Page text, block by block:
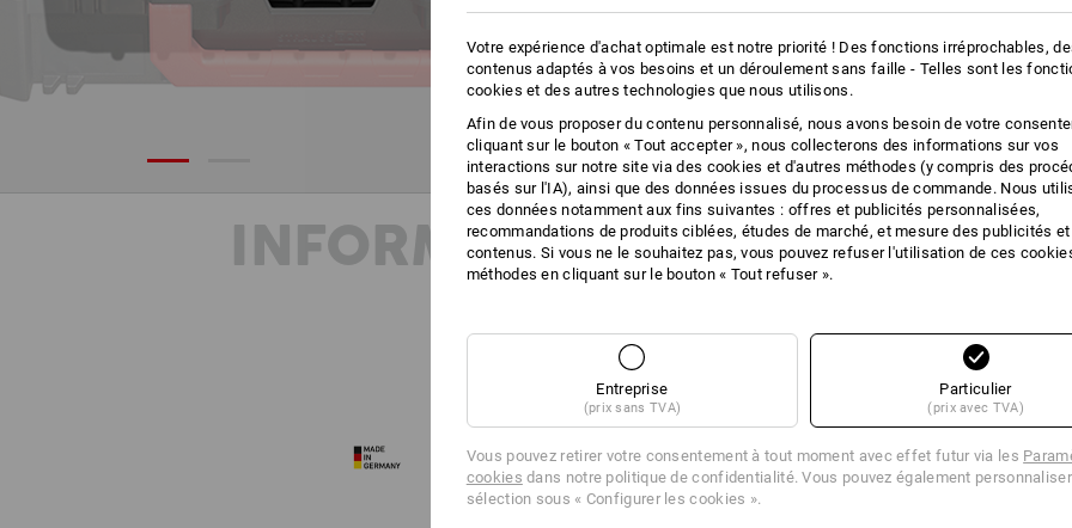
INFORMATIONS SUR LE
DESCRIPTION
Complément adaptépour
2 compartiments divisibles de
pièces, 1 grand compartiment
5 séparateurs pour une division
L'outil peut être placé
Parfait en association avec le
Votre expérience d'achat optimale est notre priorité ! Des fonctions irréprochables,
contenus adaptés à vos besoins et un déroulement sans faille - Telles sont les
cookies et des autres technologies que nous utilisons.
Afin de vous proposer du contenu personnalisé, nous avons besoin de votre
cliquant sur le bouton « Tout accepter », nous collecterons des informations sur vos
interactions sur notre site via des cookies et d'autres méthodes (y compris des
basés sur l'IA), ainsi que des données issues du processus de commande. Nous
ces données notamment aux fins suivantes : offres et publicités personnalisées,
recommandations de produits ciblées, études de marché, et mesure des publicités et
contenus. Si vous ne le souhaitez pas, vous pouvez refuser l'utilisation de ces
méthodes en cliquant sur le bouton « Tout refuser ».
Entreprise
(prix sans TVA)
Particulier
(prix avec TVA)
Vous pouvez retirer votre consentement à tout moment avec effet futur via les
cookies dans notre politique de confidentialité. Vous pouvez également
sélection sous « Configurer les cookies ».